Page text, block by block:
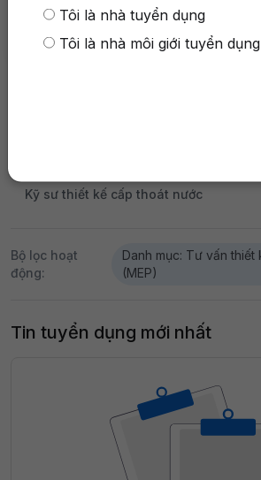
Lọc Tìm công
Kỹ sư
Kỹ sư thiết kế cấp thoát nước
Bộ lọc hoạt
động:
Danh mục: Tư vấn thiết
(MEP)
Tin tuyển dụng mới nhất
Tôi là nhà tuyển dụng
Tôi là nhà môi giới tuyển dụng